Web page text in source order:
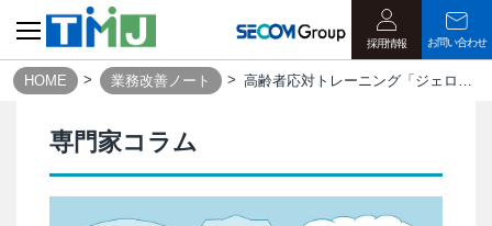
採用情報 お問い合わせ
HOME 業務改善ノート 高齢者応対トレーニング「ジェロトーク」実践的な活用方法とは？｜業務改善ノート
専門家コラム